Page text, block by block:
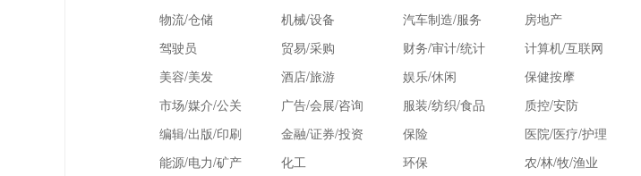
物流/仓储
机械/设备 汽车制造/服务 房地产
驾驶员
贸易/采购 财务/审计/统计 计算机/互联网
美容/美发
酒店/旅游 娱乐/休闲 保健按摩
市场/媒介/公关
广告/会展/咨询 服装/纺织/食品 质控/安防
编辑/出版/印刷
金融/证券/投资 保险 医院/医疗/护理
能源/电力/矿产
化工 环保 农/林/牧/渔业